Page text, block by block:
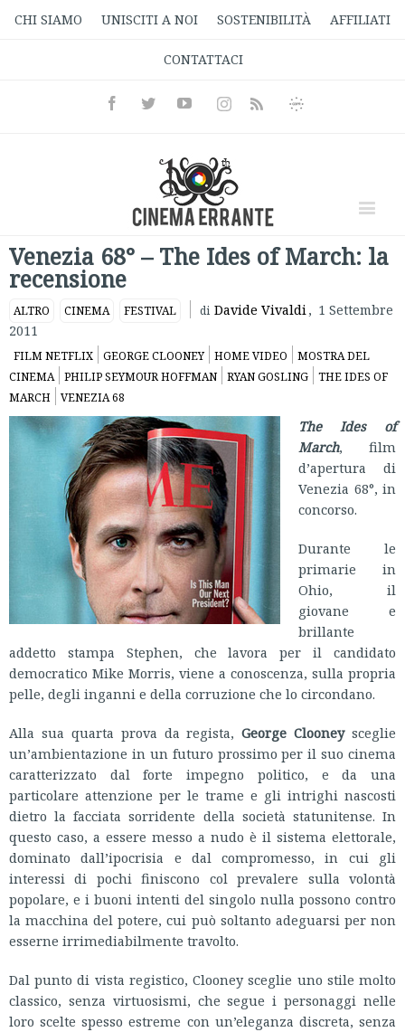
CHI SIAMO UNISCITI A NOI SOSTENIBILITÀ AFFILIATI
CONTATTACI
FacebookTwitterYoutubeInstagramRss
Informativa
Venezia 68° – The Ides of March: la
recensione
ALTRO CINEMA FESTIVAL di Davide Vivaldi, 1 Settembre
2011
FILM NETFLIX GEORGE CLOONEY HOME VIDEO
MOSTRA DEL
CINEMA
PHILIP SEYMOUR HOFFMAN RYAN GOSLING
THE IDES OF
MARCH
VENEZIA 68
The Ides of
March, film
d’apertura di
Venezia 68°, in
concorso.
Durante le
primarie in
Ohio, il
giovane e
brillante
addetto stampa Stephen, che lavora per il candidato
democratico Mike Morris, viene a conoscenza, sulla propria
pelle, degli inganni e della corruzione che lo circondano.
Alla sua quarta prova da regista,George Clooneysceglie
un’ambientazione in un futuro prossimo per il suo cinema
caratterizzato dal forte impegno politico, e da una
particolare attenzione per le trame e gli intrighi nascosti
dietro la facciata sorridente della società statunitense. In
questo caso, a essere messo a nudo è il sistema elettorale,
dominato dall’ipocrisia e dal compromesso, in cui gli
interessi di pochi finiscono col prevalere sulla volontà
popolare, e i buoni intenti del singolo nulla possono contro
la macchina del potere, cui può soltanto adeguarsi per non
esserne irrimediabilmente travolto.
Dal punto di vista registico, Clooney sceglie uno stile molto
classico, senza virtuosismi, che segue i personaggi nelle
loro scelte spesso estreme con un’eleganza discreta, senza